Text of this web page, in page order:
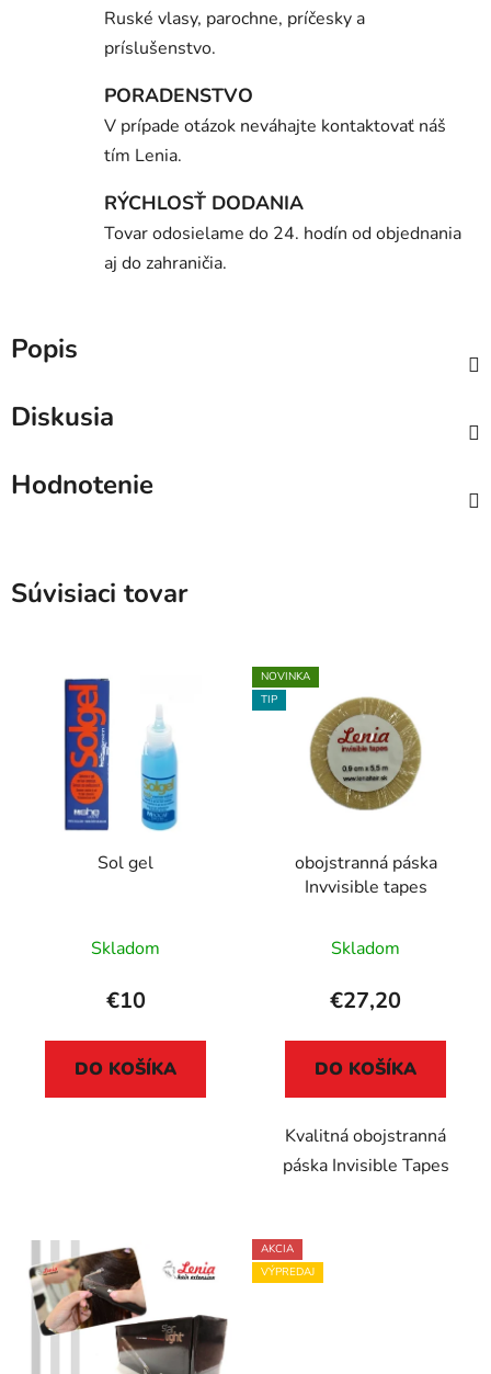
Ruské vlasy, parochne, príčesky a
príslušenstvo.
PORADENSTVO
V prípade otázok neváhajte kontaktovať náš
tím Lenia.
RÝCHLOSŤ DODANIA
Tovar odosielame do 24. hodín od objednania
aj do zahraničia.
Popis
Diskusia
Hodnotenie
Súvisiaci tovar
Sol gel
Skladom
€10
DO KOŠÍKA
NOVINKA
TIP
obojstranná páska
Invvisible tapes
Skladom
€27,20
DO KOŠÍKA
Kvalitná obojstranná
páska Invisible Tapes
AKCIA
VÝPREDAJ